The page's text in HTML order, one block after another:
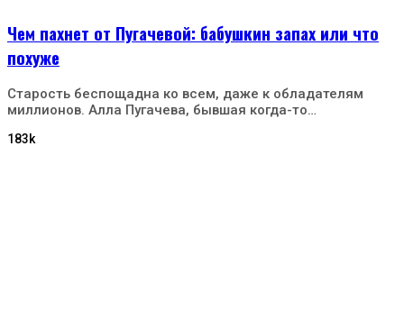
Чем пахнет от Пугачевой: бабушкин запах или что
похуже
Старость беспощадна ко всем, даже к обладателям
миллионов. Алла Пугачева, бывшая когда-то…
183k